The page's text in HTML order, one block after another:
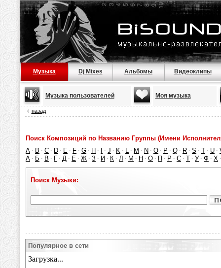
Музыка Dj Mixes Альбомы Видеоклипы
Музыка пользователей Моя музыка
назад
Поиск Композиций по Названию Группы (Имени
A · B · C · D · E · F · G · H · · J · K · L · M · N · O · P · Q · R · S · T · U ·
А · Б · В · Г · Д · Е · Ж · З · И · К · Л · М · Н · О · П · Р · С · Т · У · Ф · Х
Поиск Музыки:
Популярное в сети